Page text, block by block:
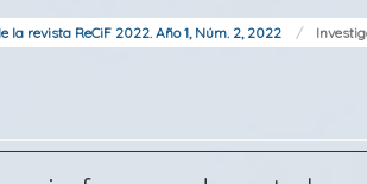
la revista ReCiF 2022. Año 1, Núm. 2, 2022